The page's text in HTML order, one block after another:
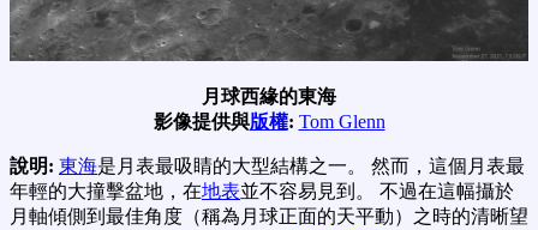
月球西緣的東海
影像提供與版權: Tom Glenn
說明: 東海是月表最吸睛的大型結構之一。 然而，這個月表最
年輕的大撞擊盆地，在地表並不容易見到。 不過在這幅攝於
月軸傾側到最佳角度（稱為月球正面的天平動）之時的清晰望